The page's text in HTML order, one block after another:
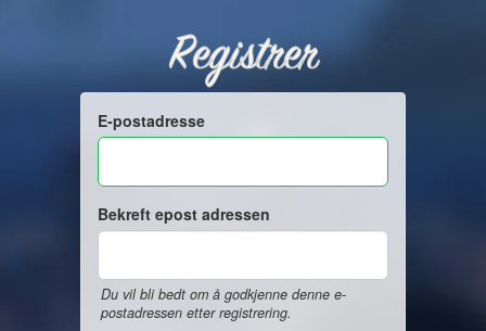
Registrer
E-postadresse
Bekreft epost adressen
Du vil bli bedt om å godkjenne denne e-
postadressen etter registrering.